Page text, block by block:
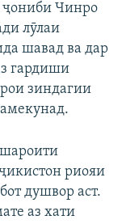
ҷониби Чинро
лӯлаи
шавад ва дар
гардиши
зиндагии
риояи
душвор аст.
аз хати